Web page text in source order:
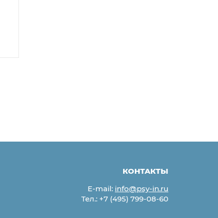
КОНТАКТЫ
E-mail: info@psy-in.ru
Тел.: +7 (495) 799-08-60